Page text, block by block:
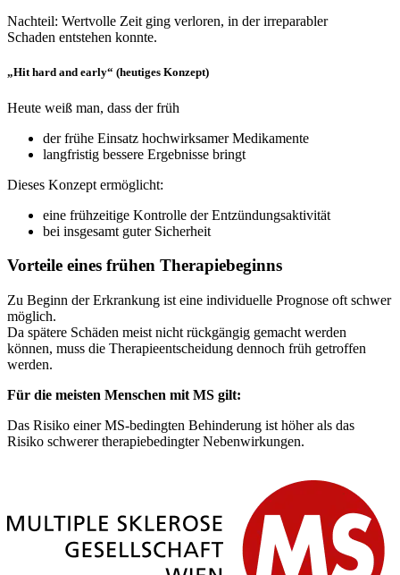
Nachteil: Wertvolle Zeit ging verloren, in der irreparabler
Schaden entstehen konnte.
„Hit hard and early“ (heutiges Konzept)
Heute weiß man, dass der früh
der frühe Einsatz hochwirksamer Medikamente
langfristig bessere Ergebnisse bringt
Dieses Konzept ermöglicht:
eine frühzeitige Kontrolle der Entzündungsaktivität
bei insgesamt guter Sicherheit
Vorteile eines frühen Therapiebeginns
Zu Beginn der Erkrankung ist eine individuelle Prognose oft schwer
möglich.
Da spätere Schäden meist nicht rückgängig gemacht werden
können, muss die Therapieentscheidung dennoch früh getroffen
werden.
Für die meisten Menschen mit MS gilt:
Das Risiko einer MS-bedingten Behinderung ist höher als das
Risiko schwerer therapiebedingter Nebenwirkungen.